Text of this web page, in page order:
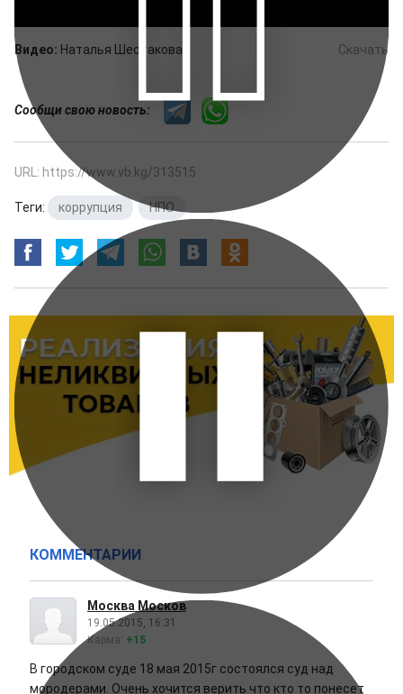
Скачать
Видео: Наталья Шестакова
Сообщи свою новость:
URL: https://www.vb.kg/313515
Теги: коррупция НПО
КОММЕНТАРИИ
Москва Москов
19.05.2015, 16:31
Карма: +15
В городском суде 18 мая 2015г состоялся суд над
мородерами. Очень хочится верить что кто то понесет